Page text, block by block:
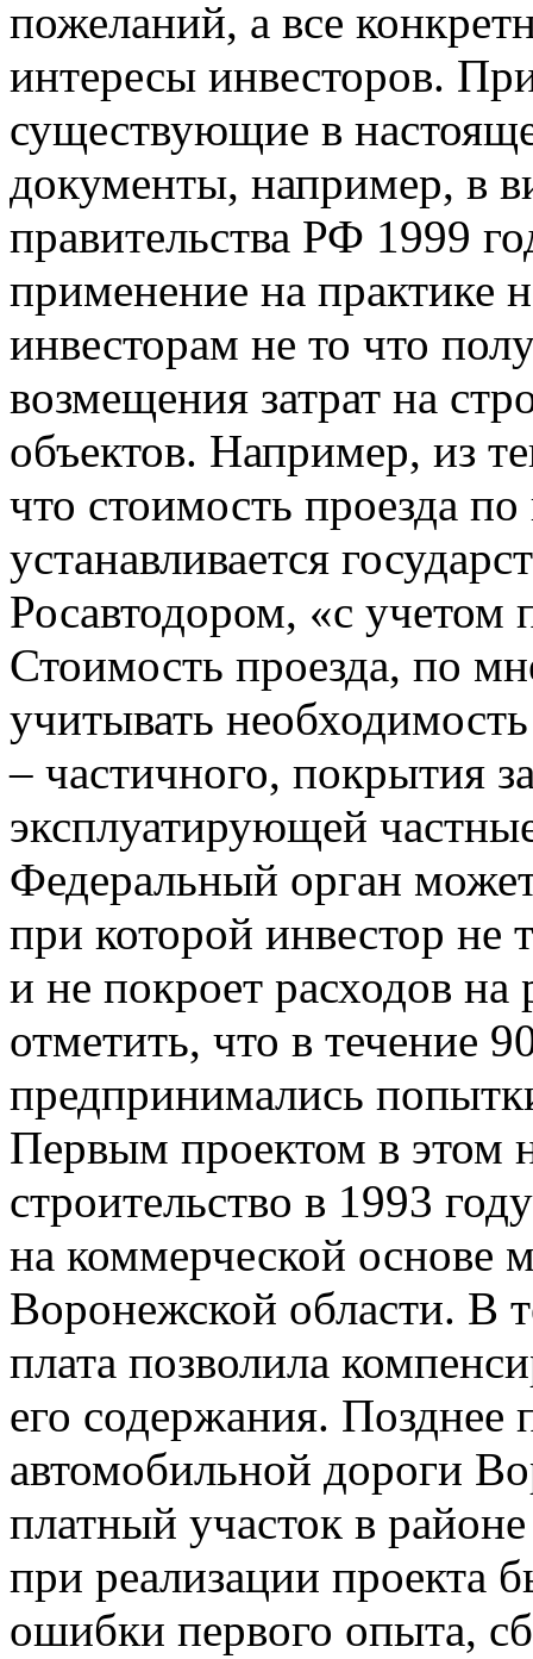
пожеланий, а все
интересы инвесторов.
существующие в
документы, например, в
правительства РФ 1999
применение на практике
инвесторам не то что
возмещения затрат на
объектов. Например, из
что стоимость проезда
устанавливается
Росавтодором, «с учетом
Стоимость проезда, по
учитывать
– частичного, покрытия
эксплуатирующей
Федеральный орган
при которой инвестор не
и не покроет расходов
отметить, что в течение
предпринимались
Первым проектом в этом
строительство в 1993
на коммерческой основе
Воронежской области. В
плата позволила
его содержания. Позднее
автомобильной дороги
платный участок в
при реализации проекта
ошибки первого опыта,